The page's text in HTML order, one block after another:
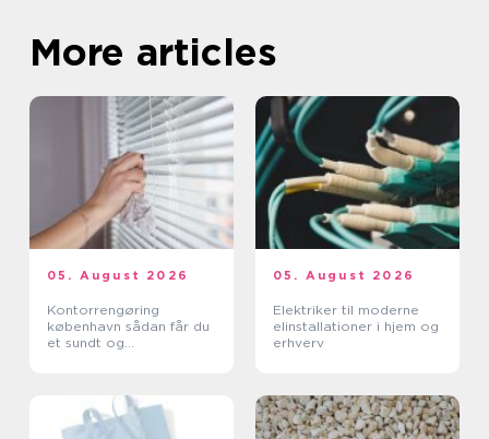
More articles
05. August 2026
Kontorrengøring
københavn sådan får du
et sundt og
05. August 2026
Elektriker til moderne
elinstallationer i hjem og
erhverv